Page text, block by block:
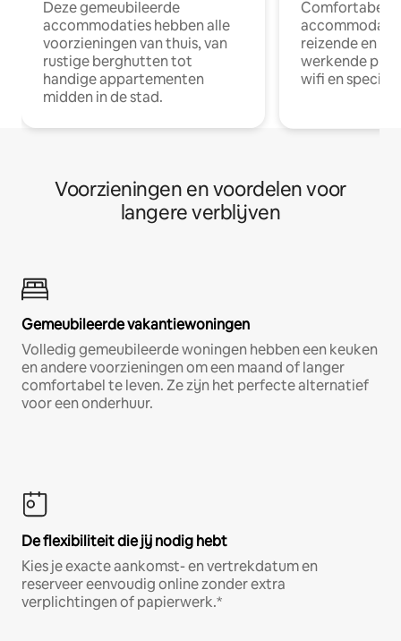
Deze gemeubileerde
accommodaties hebben alle
voorzieningen van thuis, van
rustige berghutten tot
handige appartementen
midden in de stad.
Comfortabele
reizende en
werkende
wifi en
Voorzieningen en voordelen voor
langere verblijven
Gemeubileerde vakantiewoningen
Volledig gemeubileerde woningen hebben een keuken
en andere voorzieningen om een maand of langer
comfortabel te leven. Ze zijn het perfecte alternatief
voor een onderhuur.
De flexibiliteit die jij nodig hebt
Kies je exacte aankomst- en vertrekdatum en
reserveer eenvoudig online zonder extra
verplichtingen of papierwerk.*